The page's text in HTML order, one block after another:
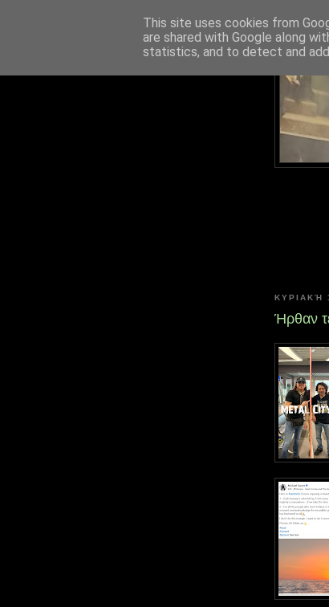
ΚΥΡΙΑΚΉ
Ήρθαν
This site uses cookies from
are shared with Google along
statistics, and to detect and